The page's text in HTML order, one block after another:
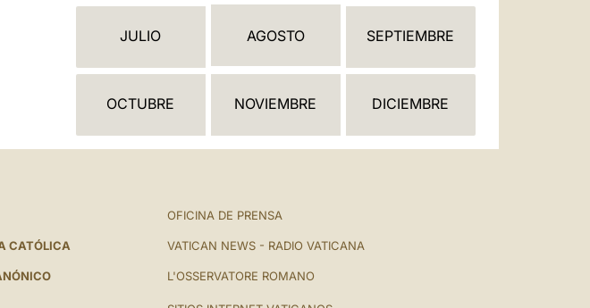
N
A
I
JULIO AGOSTO SEPTIEMBRE
OCTUBRE NOVIEMBRE DICIEMBRE
CATÓLICA
OFICINA DE PRENSA
VATICAN NEWS - RADIO VATICANA
L'OSSERVATORE ROMANO